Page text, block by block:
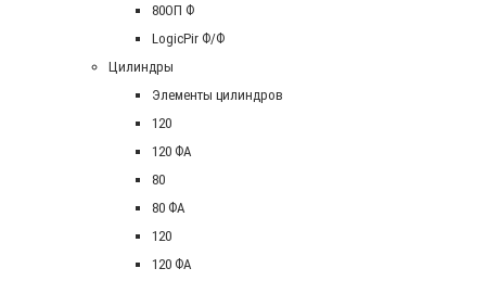
80ОП Ф
LogicPir Ф/Ф
Цилиндры
Элементы цилиндров
120
120 ФА
80
80 ФА
120
120 ФА